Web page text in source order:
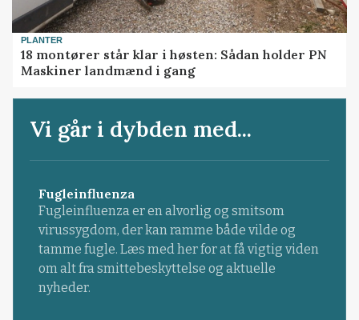
PLANTER
18 montører står klar i høsten: Sådan holder PN
Maskiner landmænd i gang
Vi går i dybden med...
Fugleinfluenza
Fugleinfluenza er en alvorlig og smitsom
virussygdom, der kan ramme både vilde og
tamme fugle. Læs med her for at få vigtig viden
om alt fra smittebeskyttelse og aktuelle
nyheder.